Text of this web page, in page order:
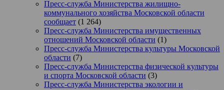
Пресс-служба Министерства жилищно-
коммунального хозяйства Московской области
сообщает (1 264)
Пресс-служба Министерства имущественных
отношений Московской области (1)
Пресс-служба Министерства культуры Московской
области (7)
Пресс-служба Министерства физической культуры
и спорта Московской области (3)
Пресс-служба Министерства экологии и